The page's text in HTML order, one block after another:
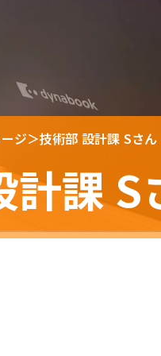
ジ＞技術部 設計課 Sさん
計課 S